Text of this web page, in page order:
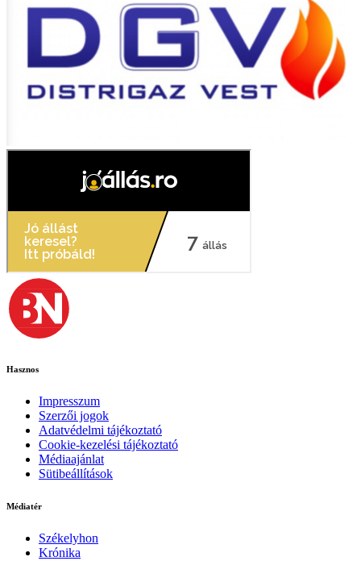
Hasznos
Impresszum
Szerzői jogok
Adatvédelmi tájékoztató
Cookie-kezelési tájékoztató
Médiaajánlat
Sütibeállítások
Médiatér
Székelyhon
Krónika